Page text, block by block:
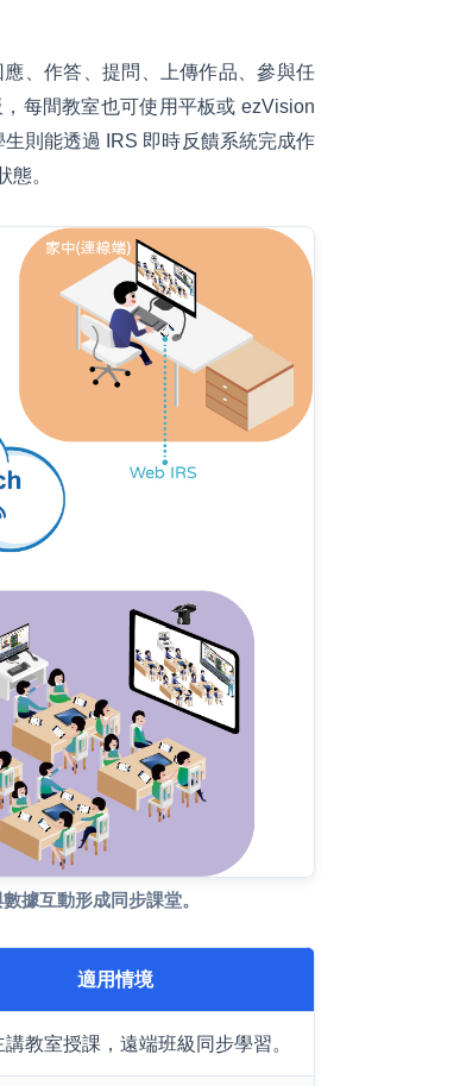
、作答、提問、上傳作品、參與任
每間教室也可使用平板或 ezVision
則能透過 IRS 即時反饋系統完成作
。
據互動形成同步課堂。
適用情境
教室授課，遠端班級同步學習。